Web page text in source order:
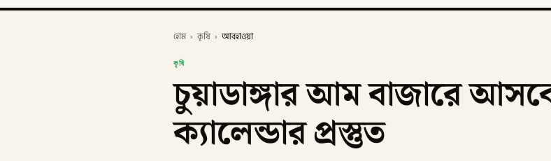
হোম › কৃষি › আবহাওয়া
কৃষি
চুয়াডাঙ্গার আম বাজারে
ক্যালেন্ডার প্রস্তুত